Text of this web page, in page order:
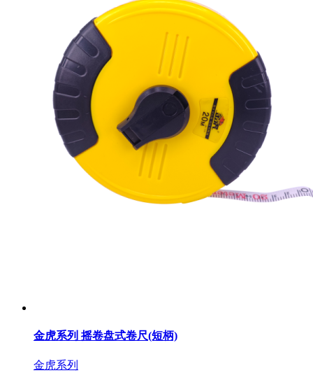
金虎系列 摇卷盘式卷尺(短柄)
金虎系列